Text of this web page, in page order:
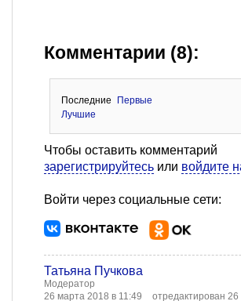
Комментарии (8):
Последние
Первые
Лучшие
Чтобы оставить комментарий
зарегистрируйтесь или войдите
Войти через социальные сети:
Татьяна Пучкова
Модератор
26 марта 2018 в 11:49
отредактирован